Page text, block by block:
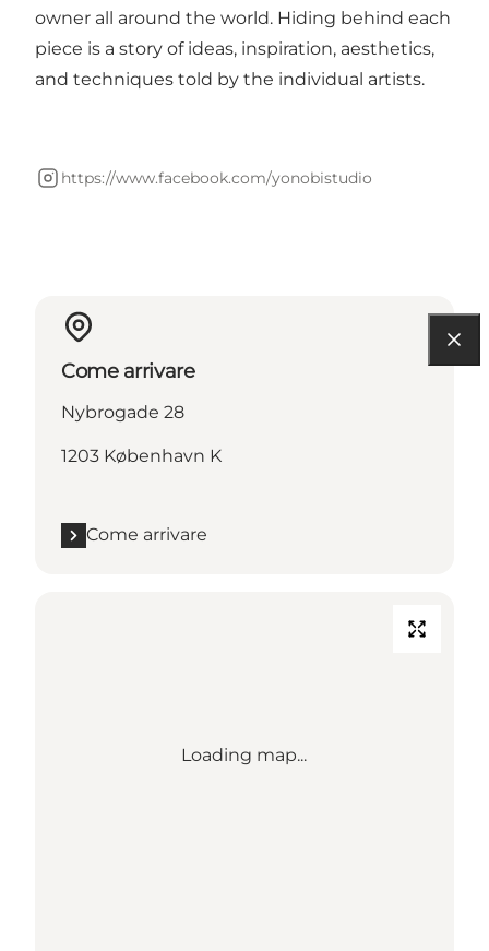
owner all around the world. Hiding behind each
piece is a story of ideas, inspiration, aesthetics,
and techniques told by the individual artists.
Instagram
https://www.facebook.com/yonobistudio
Come arrivare
Nybrogade 28
1203 København K
Come arrivare
Loading map...